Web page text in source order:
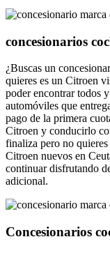
concesionarios
¿Buscas un
quieres es un Citroen
poder encontrar todos
automóviles que
pago de la primera
Citroen y conducirlo
finaliza pero no
Citroen nuevos en
continuar disfrutando
adicional.
Concesionarios